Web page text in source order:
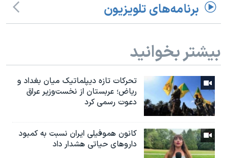
برنامه‌های تلویزیون
بیشتر بخوانید
تحرکات تازه دیپلماتیک میان بغداد و
ریاض؛ عربستان از نخست‌وزیر عراق
دعوت رسمی کرد
کانون هموفیلی ایران نسبت به کمبود
داروهای حیاتی هشدار داد